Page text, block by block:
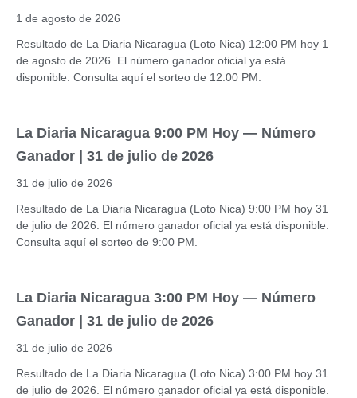
1 de agosto de 2026
Resultado de La Diaria Nicaragua (Loto Nica) 12:00 PM hoy 1
de agosto de 2026. El número ganador oficial ya está
disponible. Consulta aquí el sorteo de 12:00 PM.
La Diaria Nicaragua 9:00 PM Hoy — Número
Ganador | 31 de julio de 2026
31 de julio de 2026
Resultado de La Diaria Nicaragua (Loto Nica) 9:00 PM hoy 31
de julio de 2026. El número ganador oficial ya está disponible.
Consulta aquí el sorteo de 9:00 PM.
La Diaria Nicaragua 3:00 PM Hoy — Número
Ganador | 31 de julio de 2026
31 de julio de 2026
Resultado de La Diaria Nicaragua (Loto Nica) 3:00 PM hoy 31
de julio de 2026. El número ganador oficial ya está disponible.